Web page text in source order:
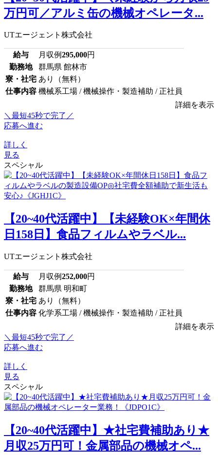
万円可／アルミ缶の機械オペレータ...
UTエージェント株式会社
給与 月収例295,000円
勤務地
群馬県 館林市
寮・社宅 あり（無料）
仕事内容 機械系工場 / 機械操作・製造補助 / 正社員
詳細を表示
＼最短45秒で完了／
応募へ進む
詳しく
見る
スペシャル
【20~40代活躍中】【未経験OK×年間休
日158日】食品フィルムやラベル...
UTエージェント株式会社
給与 月収例252,000円
勤務地
群馬県 明和町
寮・社宅 あり（無料）
仕事内容 化学系工場 / 機械操作・製造補助 / 正社員
詳細を表示
＼最短45秒で完了／
応募へ進む
詳しく
見る
スペシャル
【20~40代活躍中】★社宅費補助あり★
月収25万円可！金属部品の機械オペ...